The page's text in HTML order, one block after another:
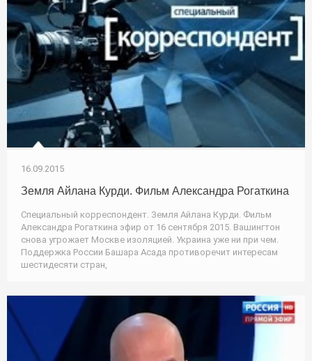
16.09.2015
Земля Айлана Курди. Фильм Александра Рогаткина
Специальный корреспондент. Земля Айлана Курди. Фильм
Александра Рогаткина эфир от 16 сентября 2015. Вашингтон
снова угрожает Москве изоляцией. Украина уже ни при чем.
Поддержка России Башара Асада противоречит интересам
шестидесяти стран,